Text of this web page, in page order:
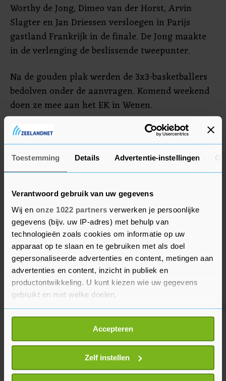
Toestemming Details Advertentie-instellingen
Verantwoord gebruik van uw gegevens
Wij en onze 1022 partners verwerken je persoonlijke
gegevens (bijv. uw IP-adres) met behulp van
technologieën zoals cookies om informatie op uw
apparaat op te slaan en te gebruiken met als doel
gepersonaliseerde advertenties en content, metingen aan
advertenties en content, inzicht in publiek en
productontwikkeling. U kunt kiezen wie uw gegevens
gebruikt en met welke doelen.
Als u het toestaat, willen we ook graag:
Informatie verzamelen over uw geografische
locatie, die tot een paar meter nauwkeurig kan zijn
Uw apparaat identificeren door het actief te
scannen op specifieke eigenschappen (fingerprinting)
Accepteren
Zelf instellen
Worthy de Jong, Dimeo van der Horst, Arvin
Slagter en Jan Driessen versloegen in Parijs
gastland Frankrijk in de finale. De Jong maakte
in de verlenging de beslissende tweepunter.
Na de gouden plak werden de 3x3-basketballers
bedolven onder de aanvragen. Komend weekend
doen ze mee aan het EK in Wenen.
laatste acht in Montreal